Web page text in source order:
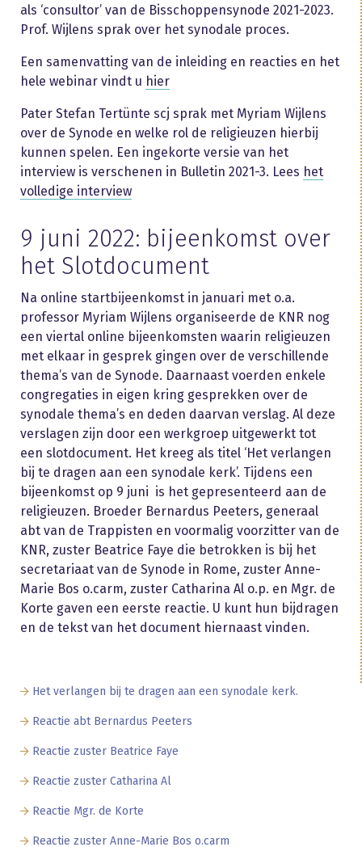
als ‘consultor’ van de Bisschoppensynode 2021-2023.
Prof. Wijlens sprak over het synodale proces.
Een samenvatting van de inleiding en reacties en het
hele webinar vindt u hier
Pater Stefan Tertünte scj sprak met Myriam Wijlens
over de Synode en welke rol de religieuzen hierbij
kunnen spelen. Een ingekorte versie van het
interview is verschenen in Bulletin 2021-3. Lees het
volledige interview
9 juni 2022: bijeenkomst over
het Slotdocument
Na online startbijeenkomst in januari met o.a.
professor Myriam Wijlens organiseerde de KNR nog
een viertal online bijeenkomsten waarin religieuzen
met elkaar in gesprek gingen over de verschillende
thema’s van de Synode. Daarnaast voerden enkele
congregaties in eigen kring gesprekken over de
synodale thema’s en deden daarvan verslag. Al deze
verslagen zijn door een werkgroep uitgewerkt tot
een slotdocument. Het kreeg als titel ‘Het verlangen
bij te dragen aan een synodale kerk’. Tijdens een
bijeenkomst op 9 juni is het gepresenteerd aan de
religieuzen. Broeder Bernardus Peeters, generaal
abt van de Trappisten en voormalig voorzitter van de
KNR, zuster Beatrice Faye die betrokken is bij het
secretariaat van de Synode in Rome, zuster Anne-
Marie Bos o.carm, zuster Catharina Al o.p. en Mgr. de
Korte gaven een eerste reactie. U kunt hun bijdragen
en de tekst van het document hiernaast vinden.
Het verlangen bij te dragen aan een synodale kerk.
Reactie abt Bernardus Peeters
Reactie zuster Beatrice Faye
Reactie zuster Catharina Al
Reactie Mgr. de Korte
Reactie zuster Anne-Marie Bos o.carm